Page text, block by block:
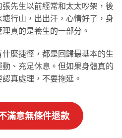
先生以前經常和太太吵架，後
行山，出出汗，心情好了，身
真的是養生的一部分。
麼捷徑，都是回歸最基本的生
、充足休息。但如果身體真的
真處理，不要拖延。
滿意無條件退款